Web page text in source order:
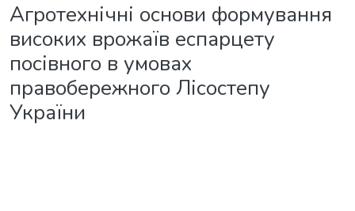
Агротехнічні основи формування
високих врожаїв еспарцету
посівного в умовах
правобережного Лісостепу
України